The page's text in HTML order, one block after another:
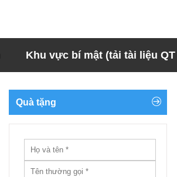
Khu vực bí mật (tải tài liệu QT
Quà tặng